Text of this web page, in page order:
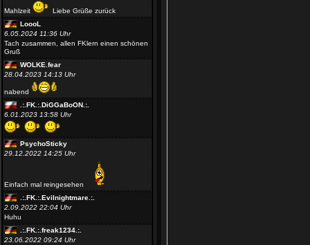
Liebe Grüße zurück
6.05.2024 11:36 Uhr
Tach zusammen, allen FKlern einen schönen
Gruß
28.04.2023 14:13 Uhr
nabend
.:.FK.:.DiGGaBoON.:.
6.01.2023 13:58 Uhr
PsychoSticky
29.12.2022 14:25 Uhr
Einfach mal reingesehen
.:.FK.:.Evilnightmare.:.
.:.FK.:.freak1234.:.
23.06.2022 09:24 Uhr
Klar leben wir noch
Killingyou
19.04.2022 17:58 Uhr
Lebt Ihr noch ?